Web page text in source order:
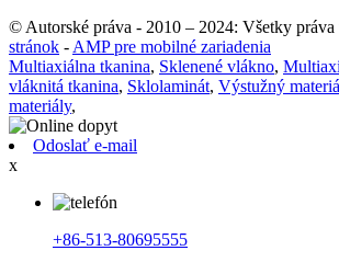
© Autorské práva - 2010 – 2024: Všetky práva
stránok - AMP pre mobilné zariadenia
Multiaxiálna tkanina, Sklenené vlákno,
vláknitá tkanina, Sklolaminát, Výstužný
materiály,
Odoslať e-mail
x
+86-513-80695555